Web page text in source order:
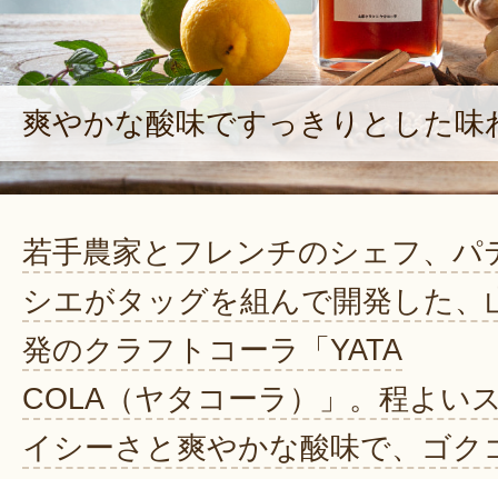
爽やかな酸味ですっきりとした味
若手農家とフレンチのシェフ、パ
シエがタッグを組んで開発した、
発のクラフトコーラ「YATA
COLA（ヤタコーラ）」。程よい
イシーさと爽やかな酸味で、ゴク